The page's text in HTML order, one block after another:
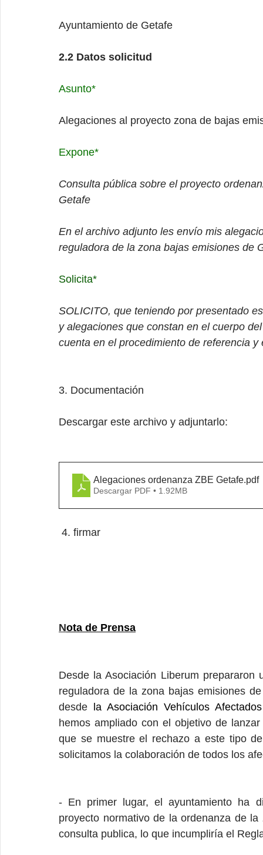
Ayuntamiento de Getafe
2.2 Datos solicitud
Asunto*
Alegaciones al proyecto zona de bajas
Expone*
Consulta pública sobre el proyecto
Getafe
En el archivo adjunto les envío mis
reguladora de la zona bajas emisiones de
Solicita*
SOLICITO, que teniendo por presentado
y alegaciones que constan en el cuerpo
cuenta en el procedimiento de referencia
3. Documentación
Descargar este archivo y adjuntarlo:
Alegaciones ordenanza ZBE Getafe.pdf
Descargar PDF • 1.92MB
4. firmar
Nota de Prensa
Desde la Asociación Liberum prepararon
reguladora de la zona bajas emisiones
desde la Asociación Vehículos
hemos ampliado con el objetivo de
que se muestre el rechazo a este tipo
solicitamos la colaboración de todos los
- En primer lugar, el ayuntamiento ha
proyecto normativo de la ordenanza de
consulta publica, lo que incumpliría el